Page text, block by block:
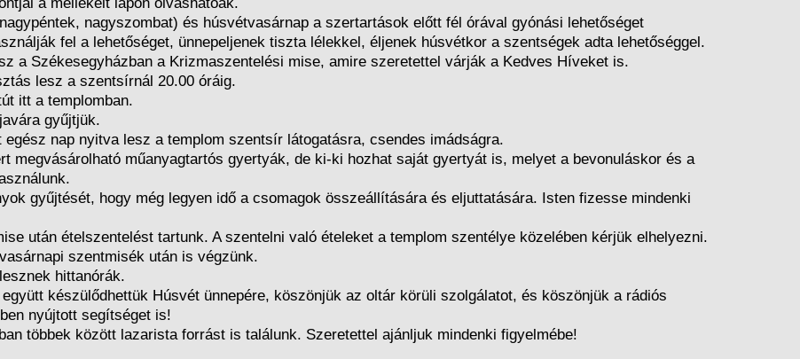
nagyszombat) és húsvétvasárnap a szertartások előtt fél órával gyónási lehetőséget
fel a lehetőséget, ünnepeljenek tiszta lélekkel, éljenek húsvétkor a szentségek adta lehetőséggel.
a Székesegyházban a Krizmaszentelési mise, amire szeretettel várják a Kedves Híveket is.
lesz a szentsírnál 20.00 óráig.
itt a templomban.
gyűjtjük.
nap nyitva lesz a templom szentsír látogatásra, csendes imádságra.
megvásárolható műanyagtartós gyertyák, de ki-ki hozhat saját gyertyát is, melyet a bevonuláskor és a
gyűjtését, hogy még legyen idő a csomagok összeállítására és eljuttatására. Isten fizesse mindenki
után ételszentelést tartunk. A szentelni való ételeket a templom szentélye közelében kérjük elhelyezni.
szentmisék után is végzünk.
hittanórák.
készülődhettük Húsvét ünnepére, köszönjük az oltár körüli szolgálatot, és köszönjük a rádiós
nyújtott segítséget is!
többek között lazarista forrást is találunk. Szeretettel ajánljuk mindenki figyelmébe!